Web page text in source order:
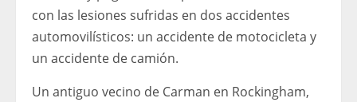
con las lesiones sufridas en dos accidentes
automovilísticos: un accidente de motocicleta y
un accidente de camión.
Un antiguo vecino de Carman en Rockingham,